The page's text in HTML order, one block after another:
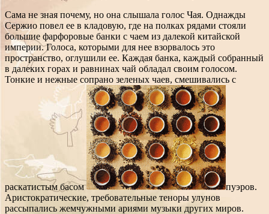
Сама не зная почему, но она слышала голос Чая. Однажды
Сержио повел ее в кладовую, где на полках рядами стояли
большие фарфоровые банки с чаем из далекой китайской
империи. Голоса, которыми для нее взорвалось это
пространство, оглушили ее. Каждая банка, каждый собранный
в далеких горах и равнинах чай обладал своим голосом.
Тонкие и нежные сопрано зеленых чаев, смешивались с
раскатистым басом
пуэров.
Аристократические, требовательные теноры улунов
рассыпались жемчужными ариями музыки других миров.